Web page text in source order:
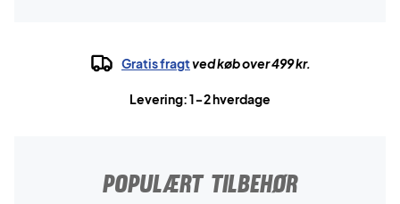
Gratis fragtved køb over 499 kr.
Levering: 1-2 hverdage
POPULÆRT TILBEHØR